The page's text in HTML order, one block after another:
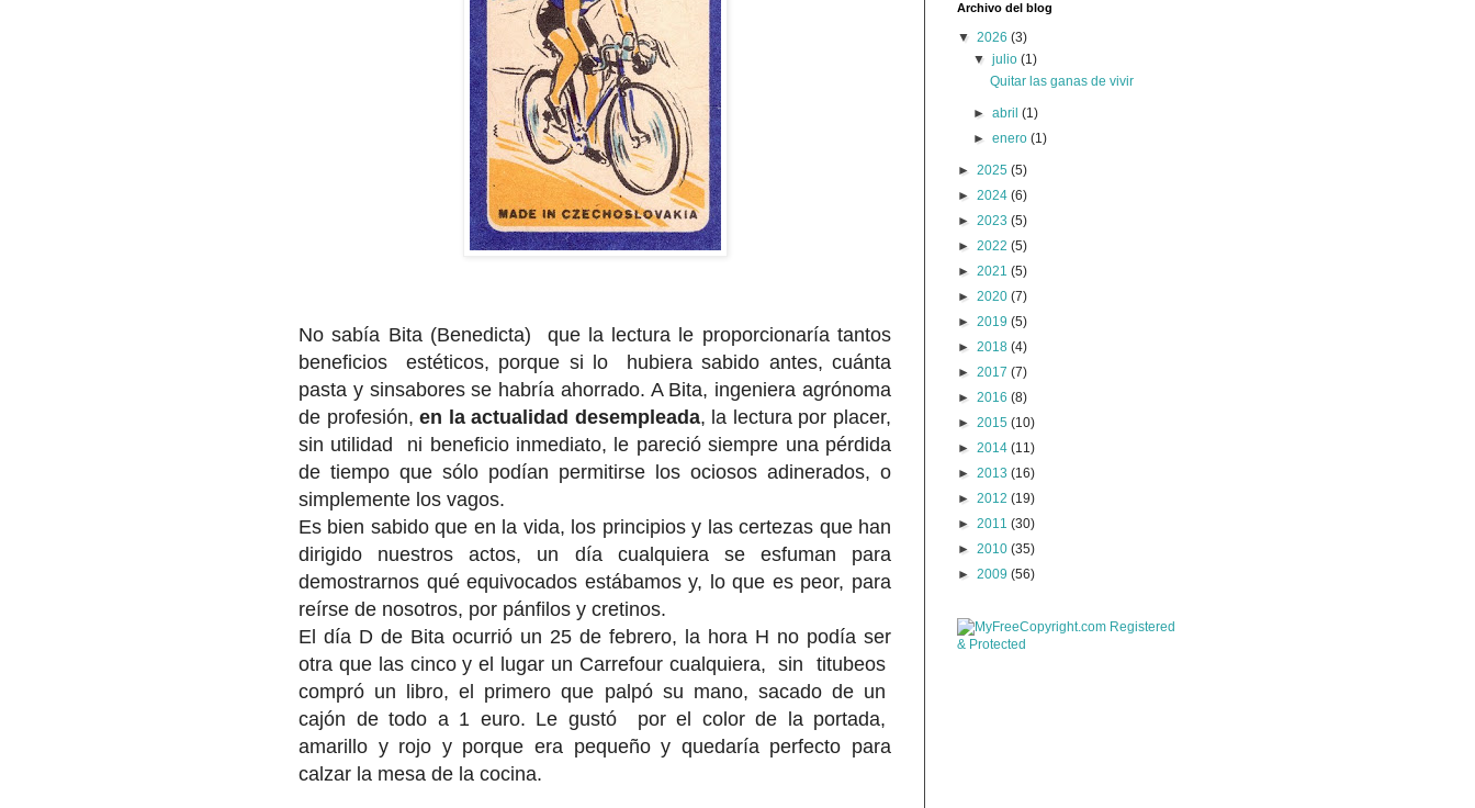
No sabía Bita (Benedicta) que la lectura le proporcionaría tantos
beneficios estéticos, porque si lo hubiera sabido antes, cuánta
pasta y sinsabores se habría ahorrado. A Bita, ingeniera agrónoma
de profesión,en la actualidad desempleada, la lectura por placer,
sin utilidad ni beneficio inmediato, le pareció siempre una pérdida
de tiempo que sólo podían permitirse los ociosos adinerados, o
simplemente los vagos.
Es bien sabido que en la vida, los principios y las certezas que han
dirigido nuestros actos, un día cualquiera se esfuman para
demostrarnos qué equivocados estábamos y, lo que es peor, para
reírse de nosotros, por pánfilos y cretinos.
El día D de Bita ocurrió un 25 de febrero, la hora H no podía ser
otra que las cinco y el lugar un Carrefour cualquiera, sin titubeos
compró un libro, el primero que palpó su mano, sacado de un
cajón de todo a 1 euro. Le gustó por el color de la portada,
amarillo y rojo y porque era pequeño y quedaría perfecto para
calzar la mesa de la cocina.
Archivo del blog
▼ 2026 (3)
▼julio(1)
Quitar las ganas de vivir
►abril(1)
►enero(1)
► 2025 (5)
► 2024 (6)
► 2023 (5)
► 2022 (5)
► 2021 (5)
► 2020 (7)
► 2019 (5)
► 2018 (4)
► 2017 (7)
► 2016 (8)
► 2015 (10)
► 2014 (11)
► 2013 (16)
► 2012 (19)
► 2011 (30)
► 2010 (35)
► 2009 (56)